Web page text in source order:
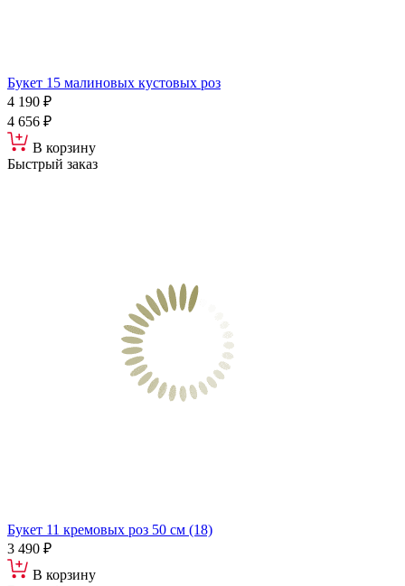
Букет 15 малиновых кустовых роз
4 190 ₽
4 656 ₽
В корзину
Быстрый заказ
Букет 11 кремовых роз 50 см (18)
3 490 ₽
В корзину